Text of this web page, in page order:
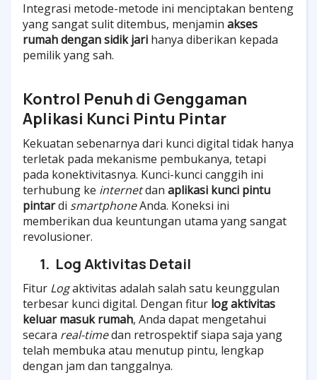
Integrasi metode-metode ini menciptakan benteng
yang sangat sulit ditembus, menjamin akses
rumah dengan sidik jari hanya diberikan kepada
pemilik yang sah.
Kontrol Penuh di Genggaman
Aplikasi Kunci Pintu Pintar
Kekuatan sebenarnya dari kunci digital tidak hanya
terletak pada mekanisme pembukanya, tetapi
pada konektivitasnya. Kunci-kunci canggih ini
terhubung ke internetdan aplikasi kunci pintu
pintardi smartphoneAnda. Koneksi ini
memberikan dua keuntungan utama yang sangat
revolusioner.
1. Log Aktivitas Detail
Fitur Logaktivitas adalah salah satu keunggulan
terbesar kunci digital. Dengan fitur log aktivitas
keluar masuk rumah, Anda dapat mengetahui
secara real-timedan retrospektif siapa saja yang
telah membuka atau menutup pintu, lengkap
dengan jam dan tanggalnya.